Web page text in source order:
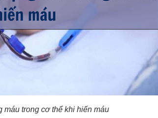
trong cơ thể khi hiến máu